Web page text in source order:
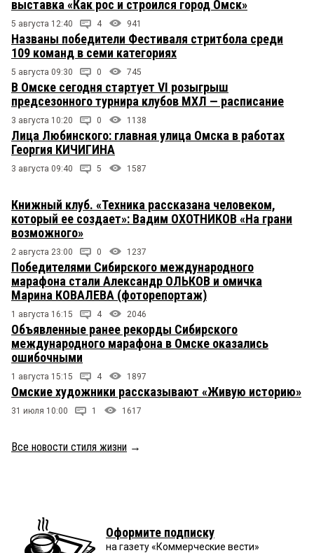
выставка «Как рос и строился город Омск»
5 августа 12:40 4 941
Названы победители Фестиваля стритбола среди
109 команд в семи категориях
5 августа 09:30 0 745
В Омске сегодня стартует VI розыгрыш
предсезонного турнира клубов МХЛ — расписание
3 августа 10:20 0 1138
Лица Любинского: главная улица Омска в работах
Георгия КИЧИГИНА
3 августа 09:40 5 1587
Книжный клуб. «Техника рассказана человеком,
который ее создает»: Вадим ОХОТНИКОВ «На грани
возможного»
2 августа 23:00 0 1237
Победителями Сибирского международного
марафона стали Александр ОЛЬКОВ и омичка
Марина КОВАЛЕВА (фоторепортаж)
1 августа 16:15 4 2046
Объявленные ранее рекорды Сибирского
международного марафона в Омске оказались
ошибочными
1 августа 15:15 4 1897
Омские художники рассказывают «Живую историю»
31 июля 10:00 1 1617
Все новости стиля жизни →
Оформите подписку
на газету «Коммерческие вести»